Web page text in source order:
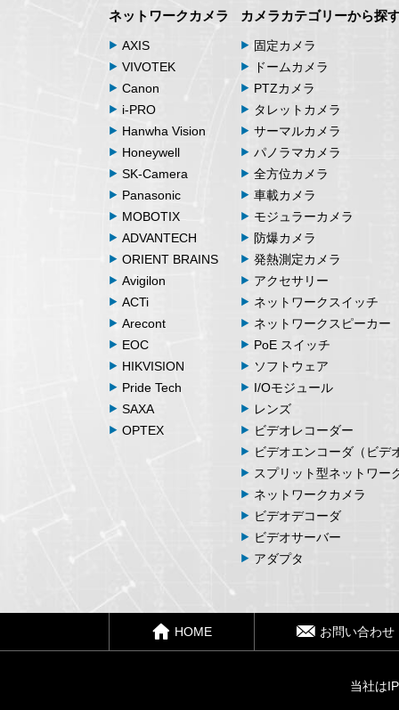
ネットワークカメラ
AXIS
VIVOTEK
Canon
i-PRO
Hanwha Vision
Honeywell
SK-Camera
Panasonic
MOBOTIX
ADVANTECH
ORIENT BRAINS
Avigilon
ACTi
Arecont
EOC
HIKVISION
Pride Tech
SAXA
OPTEX
カメラカテゴリーから探
固定カメラ
ドームカメラ
PTZカメラ
タレットカメラ
サーマルカメラ
パノラマカメラ
全方位カメラ
車載カメラ
モジュラーカメラ
防爆カメラ
発熱測定カメラ
アクセサリー
ネットワークスイッチ
ネットワークスピーカー
PoE スイッチ
ソフトウェア
I/Oモジュール
レンズ
ビデオレコーダー
ビデオエンコーダ（ビデ
スプリット型ネットワー
ネットワークカメラ
ビデオデコーダ
ビデオサーバー
アダプタ
HOME お問い合わせ
当社は